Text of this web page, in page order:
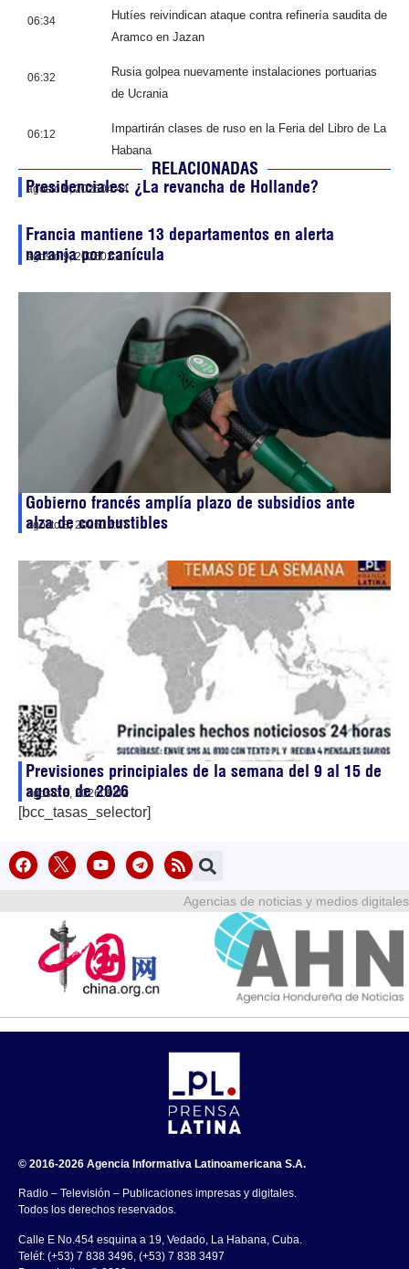
06:34
Hutíes reivindican ataque contra refinería saudita de
Aramco en Jazan
06:32
Rusia golpea nuevamente instalaciones portuarias
de Ucrania
06:12
Impartirán clases de ruso en la Feria del Libro de La
Habana
RELACIONADAS
Presidenciales: ¿La revancha de Hollande?
agosto 9, 202604:44
Francia mantiene 13 departamentos en alerta
naranja por canícula
agosto 9, 202602:21
Gobierno francés amplía plazo de subsidios ante
alza de combustibles
agosto 8, 202612:47
Previsiones principiales de la semana del 9 al 15 de
agosto de 2026
agosto 8, 202609:42
[bcc_tasas_selector]
Agencias de noticias y medios digitales
© 2016-2026 Agencia Informativa Latinoamericana S.A.
Radio – Televisión – Publicaciones impresas y digitales.
Todos los derechos reservados.
Calle E No.454 esquina a 19, Vedado, La Habana, Cuba.
Teléf: (+53) 7 838 3496, (+53) 7 838 3497